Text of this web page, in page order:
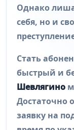
Однако
себя, но и
Стать
быстрый и
Шевлягино
Достаточно
заявку на